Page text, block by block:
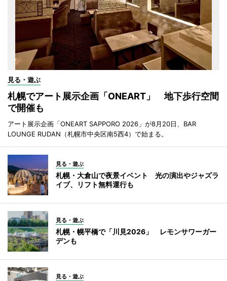
見る・遊ぶ
札幌でアート展示企画「ONEART」 地下歩行空間
で開催も
アート展示企画「ONEART SAPPORO 2026」が8月20日、BAR
LOUNGE RUDAN（札幌市中央区南5西4）で始まる。
見る・遊ぶ
札幌・大倉山で夜景イベント 光の演出やジャズラ
イブ、リフト無料運行も
見る・遊ぶ
札幌・幌平橋で「川見2026」 レモンサワーガー
デンも
見る・遊ぶ